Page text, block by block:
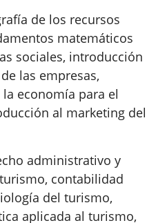
de los recursos
matemáticos
sociales, introducción
las empresas,
economía para el
al marketing del
administrativo y
contabilidad
del turismo,
aplicada al turismo,